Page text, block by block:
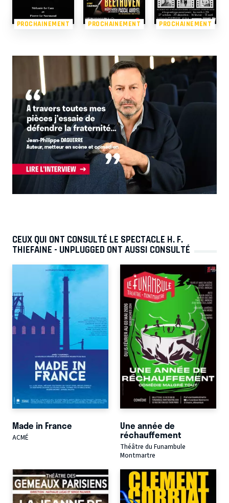
PROCHAINEMENT PROCHAINEMENT PROCHAINEMENT
CEUX QUI ONT CONSULTÉ LE SPECTACLE H. F.
THIEFAINE - UNPLUGGED ONT AUSSI CONSULTÉ
Made in France
ACMÉ
Une année de
réchauffement
Théâtre du Funambule
Montmartre